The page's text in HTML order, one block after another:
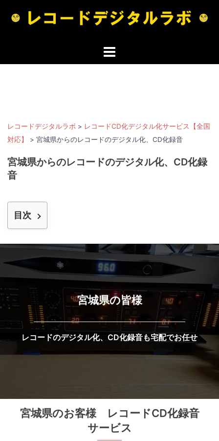
レコードデジタルラボ > レコードCD化デジタル化サービス【全国
対応】
> 宮城県からのレコードのデジタル化、CD化録音
宮城県からのレコードのデジタル化、CD化録
音
目次
宮城県の皆様
レコードのデジタル化、CD化録音も宅配でお任せ
宮城県のお客様 レコードCD化録音
サービス